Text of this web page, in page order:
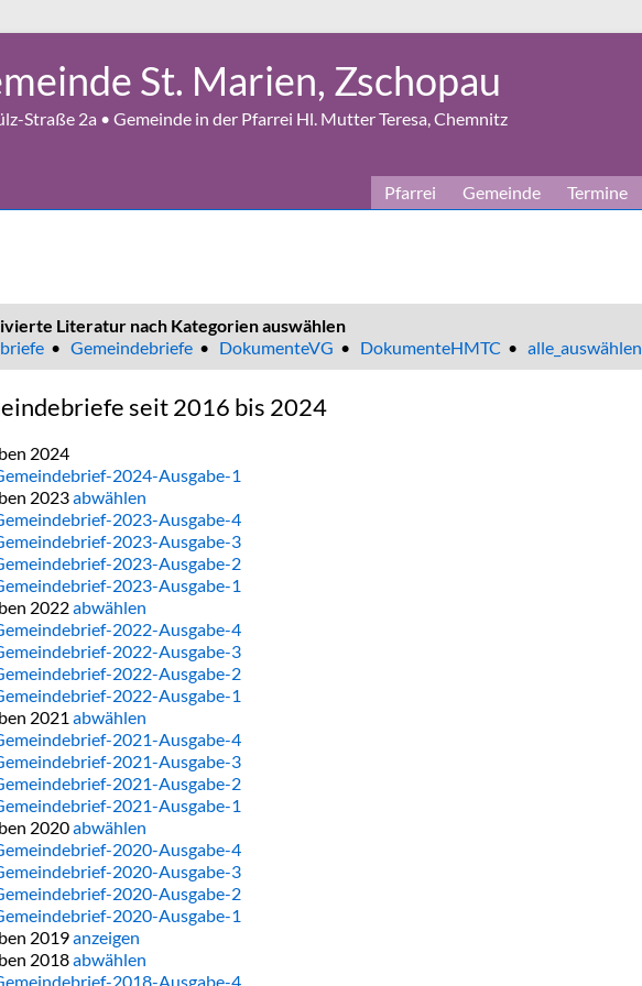
St. Marien, Zschopau
Straße 2a • Gemeinde in der Pfarrei Hl. Mutter Teresa, Chemnitz
Pfarrei Gemeinde Termine
Literatur nach Kategorien auswählen
• Gemeindebriefe• DokumenteVG • DokumenteHMTC • alle_auswählen
seit 2016 bis 2024
2024
2024-Ausgabe-1
2023abwählen
2023-Ausgabe-4
2023-Ausgabe-3
2023-Ausgabe-2
2023-Ausgabe-1
2022abwählen
2022-Ausgabe-4
2022-Ausgabe-3
2022-Ausgabe-2
2022-Ausgabe-1
2021 abwählen
2021-Ausgabe-4
2021-Ausgabe-3
2021-Ausgabe-2
2021-Ausgabe-1
2020abwählen
2020-Ausgabe-4
2020-Ausgabe-3
2020-Ausgabe-2
2020-Ausgabe-1
2019anzeigen
2018abwählen
2018-Ausgabe-4